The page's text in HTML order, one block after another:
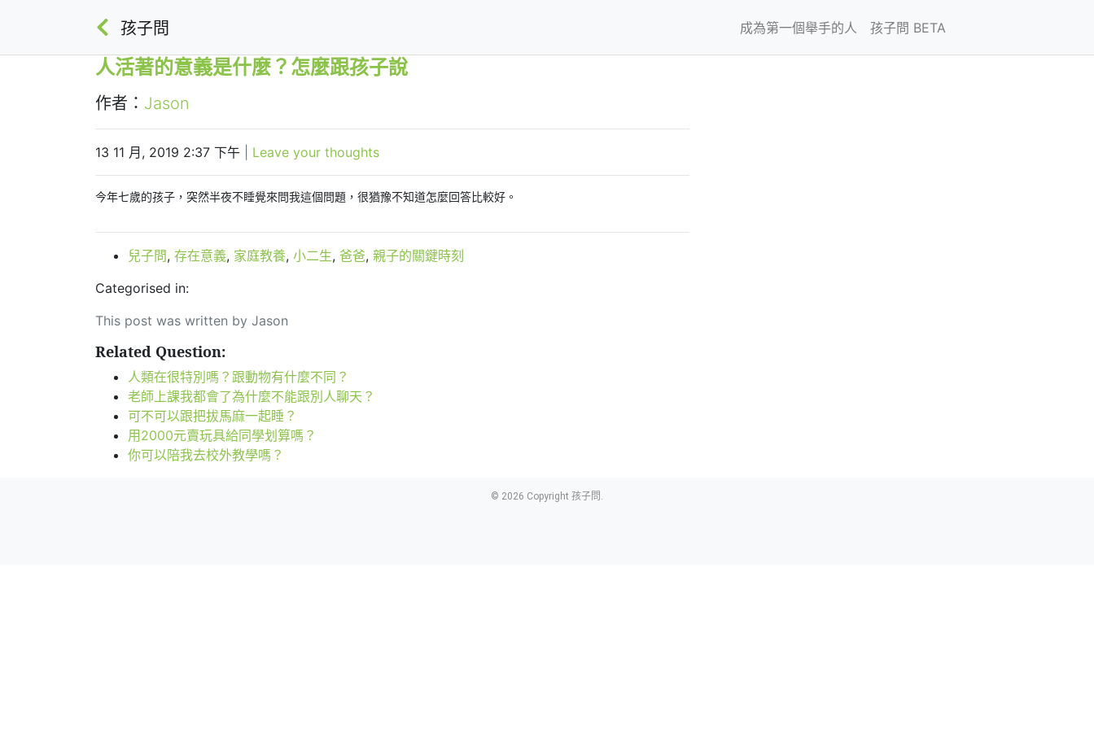
孩子問 成為第一個舉手的人 孩子問 BETA
人活著的意義是什麼？怎麼跟孩子說
作者： Jason
13 11 月, 2019 2:37 下午 Leave your thoughts
今年七歲的孩子，突然半夜不睡覺來問我這個問題，很猶豫不知道怎麼回答比較好。
兒子問, 存在意義, 家庭教養, 小二生, 爸爸, 親子的關鍵時刻
Categorised in:
This post was written by Jason
Related Question:
人類在很特別嗎？跟動物有什麼不同？
老師上課我都會了為什麼不能跟別人聊天？
可不可以跟把拔馬麻一起睡？
用2000元賣玩具給同學划算嗎？
你可以陪我去校外教學嗎？
© 2026 Copyright 孩子問.